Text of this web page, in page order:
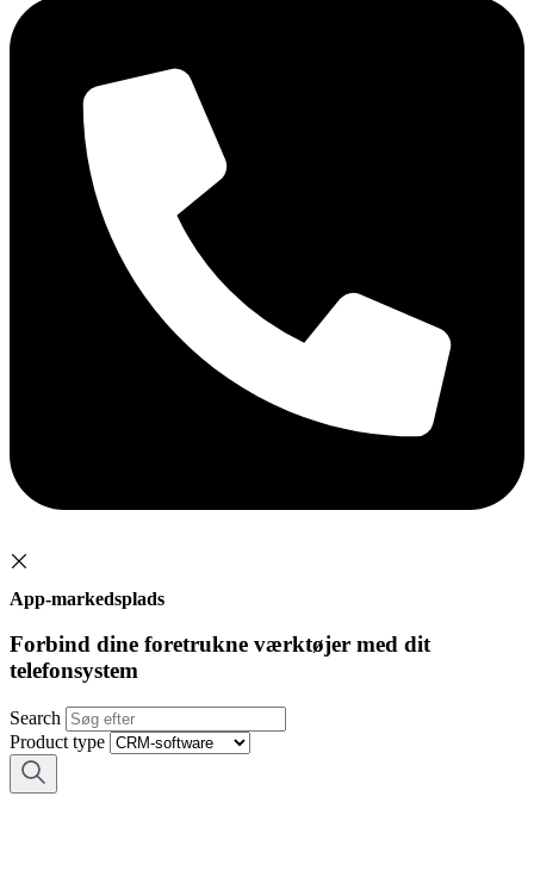
App-markedsplads
Forbind dine foretrukne værktøjer med dit
telefonsystem
Search
Product type